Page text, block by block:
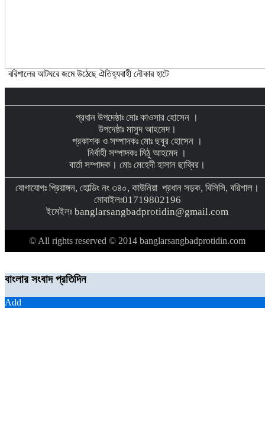
বরিশালের আটঘরে জমে উঠেছে ঐতিহ্যবাহী নৌকার হাটে
প্রধান উপদেষ্ঠাঃ মোঃ কাওসার হোসেন ।
উপদেষ্ঠাঃ মাসুদ আহমেদ।
প্রকাশক ও সম্পাদকঃ মোঃ ছবুর হোসেন ।
নির্বাহী সম্পাদকঃ মিঠু আহমেদ ।
বার্তা সম্পাদক। মোঃ মেহেদী হাসান ছাব্বির।
যোগাযোগঃ প্রিয়াঙ্গন, হোল্ডিং নং ৩৪০, কাউনিয়া প্রধান সড়ক, বিসিসি, বরিশাল।
মোবাইলঃ01719802196
ইমেইলঃ banglarsangbadprotidin@gmail.com
© All rights reserved © 2014 banglarsangbadprotidin.com
বাংলার সংবাদ প্রতিদিন
Add